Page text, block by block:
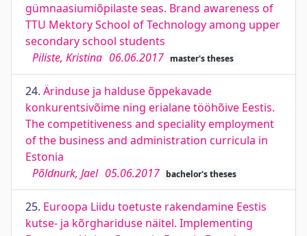
gümnaasiumiõpilaste seas. Brand awareness of
TTU Mektory School of Technology among upper
secondary school students
Piliste, Kristina 06.06.2017 master's theses
24. Ärinduse ja halduse õppekavade
konkurentsivõime ning erialane tööhõive Eestis.
The competitiveness and speciality employment
of the business and administration curricula in
Estonia
Põldnurk, Jael 05.06.2017 bachelor's theses
25. Euroopa Liidu toetuste rakendamine Eestis
kutse- ja kõrghariduse näitel. Implementing